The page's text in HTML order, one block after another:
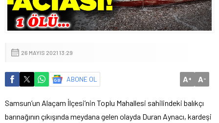
26 MAYIS 2021 13:29
ABONE OL A+ A-
Samsun’un Alaçam İlçesi’nin Toplu Mahallesi sahilindeki balıkçı
barınağının çıkışında meydana gelen olayda Duran Aynacı, kardeşi